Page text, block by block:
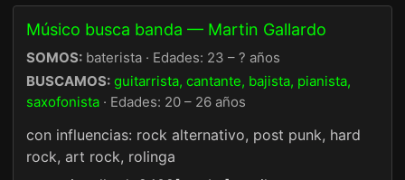
Músico busca banda — Martin Gallardo
SOMOS: baterista · Edades: 23 – ? años
BUSCAMOS: guitarrista, cantante, bajista, pianista,
saxofonista · Edades: 20 – 26 años
con influencias: rock alternativo, post punk, hard
rock, art rock, rolinga